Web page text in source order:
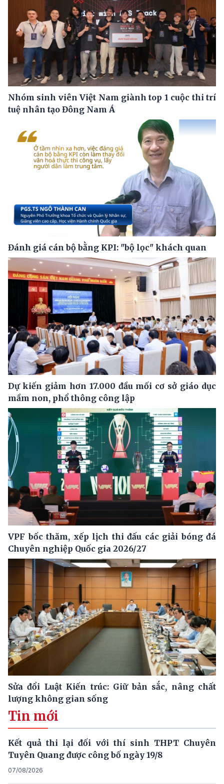
Nhóm sinh viên Việt Nam giành top 1 cuộc thi trí
tuệ nhân tạo Đông Nam Á
Đánh giá cán bộ bằng KPI: "bộ lọc" khách quan
Dự kiến giảm hơn 17.000 đầu mối cơ sở giáo dục
mầm non, phổ thông công lập
VPF bốc thăm, xếp lịch thi đấu các giải bóng đá
Chuyên nghiệp Quốc gia 2026/27
Sửa đổi Luật Kiến trúc: Giữ bản sắc, nâng chất
lượng không gian sống
Tin mới
Kết quả thi lại đối với thí sinh THPT Chuyên
Tuyên Quang được công bố ngày 19/8
07/08/2026